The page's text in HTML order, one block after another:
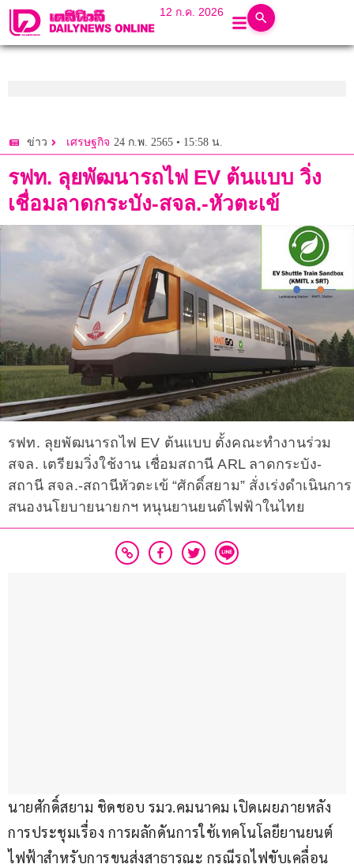
12 ก.ค. 2026
ข่าว เศรษฐกิจ 24 ก.พ. 2565 • 15:58 น.
รฟท. ลุยพัฒนารถไฟ EV ต้นแบบ วิ่ง
เชื่อมลาดกระบัง-สจล.-หัวตะเข้
รฟท. ลุยพัฒนารถไฟ EV ต้นแบบ ตั้งคณะทำงานร่วม
สจล. เตรียมวิ่งใช้งาน เชื่อมสถานี ARL ลาดกระบัง-
สถานี สจล.-สถานีหัวตะเข้ “ศักดิ์สยาม” สั่งเร่งดำเนินการ
สนองนโยบายนายกฯ หนุนยานยนต์ไฟฟ้าในไทย
นายศักดิ์สยาม ชิดชอบ รมว.คมนาคม เปิดเผยภายหลัง
การประชุมเรื่อง การผลักดันการใช้เทคโนโลยียานยนต์
ไฟฟ้าสำหรับการขนส่งสาธารณะ กรณีรถไฟขับเคลื่อน